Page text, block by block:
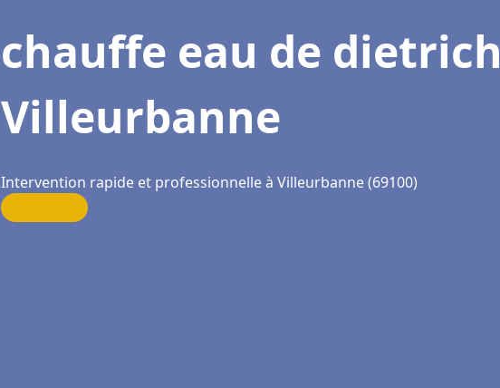
chauffe eau de dietrich
Villeurbanne
Intervention rapide et professionnelle à Villeurbanne (69100)